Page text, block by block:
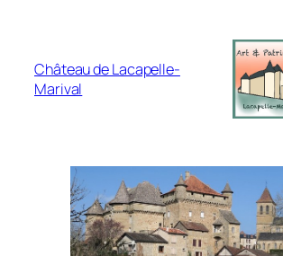
Château de Lacapelle-
Marival